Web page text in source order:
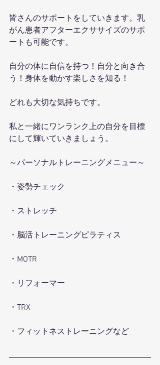
皆さんのサポートをしていきます。乳
がん患者アフターエクササイズのサポ
ートも可能です。
自分の体に自信を持つ！自分と向き合
う！身体を動かす楽しさを知る！
どれも大切な気持ちです。
私と一緒にワンランク上の自分を目標
にして輝いていきましょう。
～パーソナルトレーニングメニュー～
・姿勢チェック
・ストレッチ
・脳活トレーニングピラティス
・MOTR
・リフォーマー
・TRX
・フィットネストレーニングなど